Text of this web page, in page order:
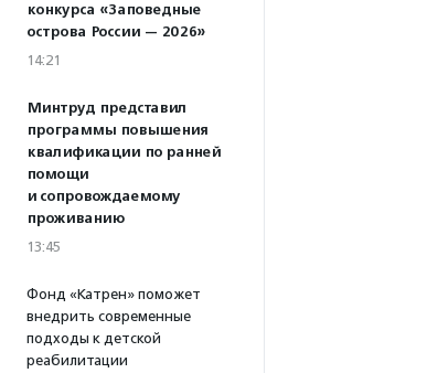
конкурса «Заповедные
острова России — 2026»
14:21
Минтруд представил
программы повышения
квалификации по ранней
помощи
и сопровождаемому
проживанию
13:45
Фонд «Катрен» поможет
внедрить современные
подходы к детской
реабилитации